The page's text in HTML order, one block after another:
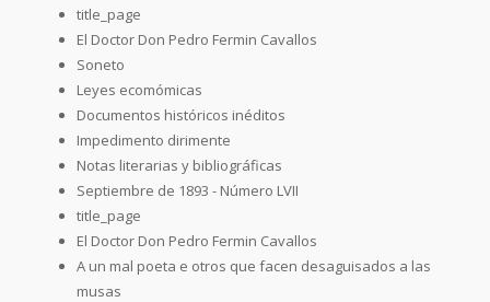
title_page
El Doctor Don Pedro Fermin Cavallos
Soneto
Leyes ecomómicas
Documentos históricos inéditos
Impedimento dirimente
Notas literarias y bibliográficas
Septiembre de 1893 - Número LVII
title_page
El Doctor Don Pedro Fermin Cavallos
A un mal poeta e otros que facen desaguisados a las
musas